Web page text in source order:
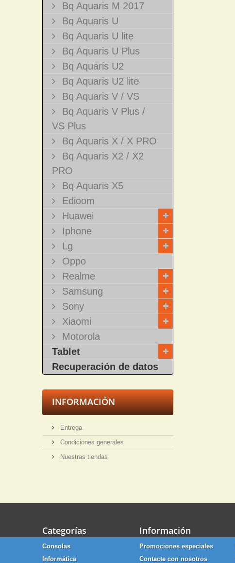
Bq Aquaris M 2017
Bq Aquaris U
Bq Aquaris U lite
Bq Aquaris U Plus
Bq Aquaris U2
Bq Aquaris U2 lite
Bq Aquaris V / VS
Bq Aquaris V Plus /
VS Plus
Bq Aquaris X / X PRO
Bq Aquaris X2 / X2
PRO
Bq Aquaris X5
Edioom
Huawei
Iphone
Lg
Oppo
Realme
Samsung
Sony
Xiaomi
Motorola
Tablet
Recuperación de datos
INFORMACIÓN
Entrega
Condiciones generales
Nuestras tiendas
Categorías
Consolas
Informática
Información
Promociones especiales
Contacte con nosotros